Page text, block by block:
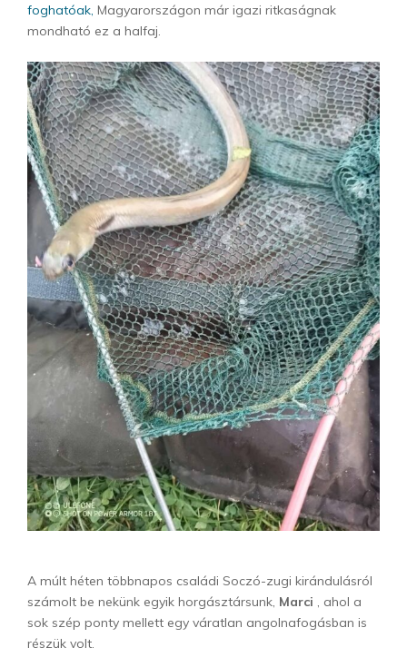
foghatóak, Magyarországon már igazi ritkaságnak
mondható ez a halfaj.
A múlt héten többnapos családi Soczó-zugi kirándulásról
számolt be nekünk egyik horgásztársunk, Marci , ahol a
sok szép ponty mellett egy váratlan angolnafogásban is
részük volt.